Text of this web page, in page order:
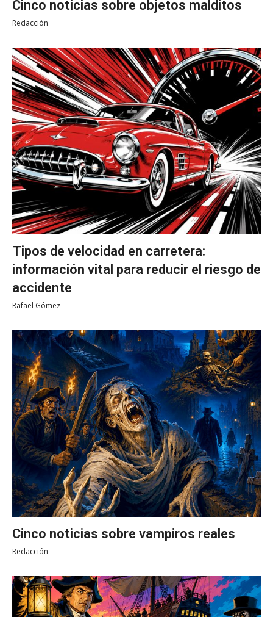
Cinco noticias sobre objetos malditos
Redacción
Tipos de velocidad en carretera:
información vital para reducir el riesgo de
accidente
Rafael Gómez
Cinco noticias sobre vampiros reales
Redacción